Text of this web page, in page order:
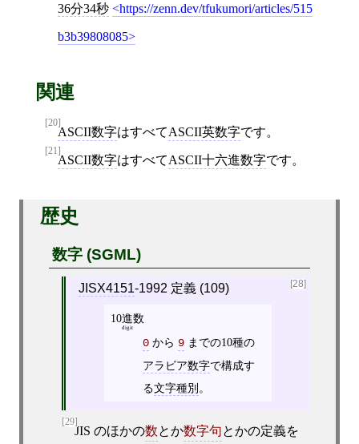
36分34秒 https://zenn.dev/tfukumori/articles/515
b3b39808085
関連
[20]
ASCII数字はすべてASCII英数字です。
[21]
ASCII数字はすべてASCII十六進数字です。
歴史
数字 (SGML)
[28]
JISX4151‐1992 定義 (109)
10進数
digit
0から 9までの10種の
アラビア数字で構成す
る文字種別 。
[29]
JIS のほかの数とか数字句とかの定義を